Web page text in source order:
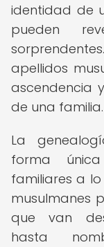
identidad de
pueden
apellidos
ascendencia
de una familia.
La
forma
familiares a
musulmanes
que van
hasta